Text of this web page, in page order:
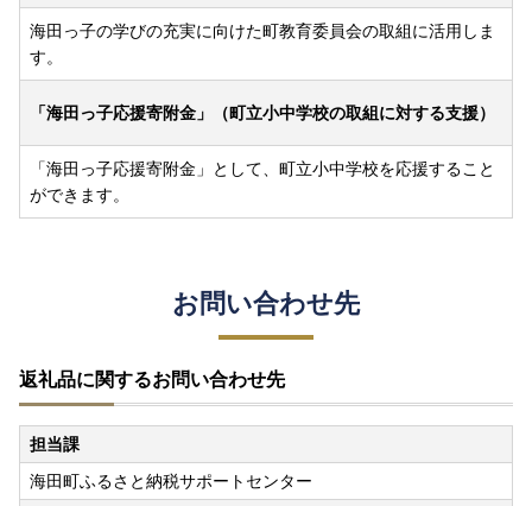
海田っ子の学びの充実に向けた町教育委員会の取組に活用しま
す。
「海田っ子応援寄附金」（町立小中学校の取組に対する支援）
「海田っ子応援寄附金」として、町立小中学校を応援すること
ができます。
お問い合わせ先
返礼品に関するお問い合わせ先
担当課
海田町ふるさと納税サポートセンター